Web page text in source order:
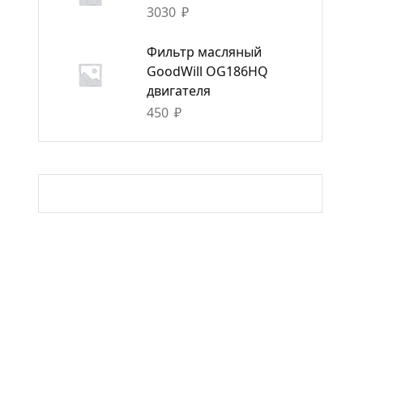
3030 ₽
Фильтр масляный
GoodWill OG186HQ
двигателя
450 ₽